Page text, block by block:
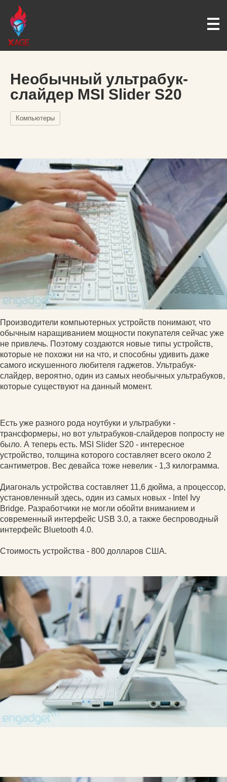
Необычный ультрабук-
слайдер MSI Slider S20
Компьютеры
Производители компьютерных устройств понимают, что
обычным наращиванием мощности покупателя сейчас уже
не привлечь. Поэтому создаются новые типы устройств,
которые не похожи ни на что, и способны удивить даже
самого искушенного любителя гаджетов. Ультрабук-
слайдер, вероятно, один из самых необычных ультрабуков,
которые существуют на данный момент.
Есть уже разного рода ноутбуки и ультрабуки -
трансформеры, но вот ультрабуков-слайдеров попросту не
было. А теперь есть. MSI Slider S20 - интересное
устройство, толщина которого составляет всего около 2
сантиметров. Вес девайса тоже невелик - 1,3 килограмма.
Диагональ устройства составляет 11,6 дюйма, а процессор,
установленный здесь, один из самых новых - Intel Ivy
Bridge. Разработчики не могли обойти вниманием и
современный интерфейс USB 3.0, а также беспроводный
интерфейс Bluetooth 4.0.
Стоимость устройства - 800 долларов США.